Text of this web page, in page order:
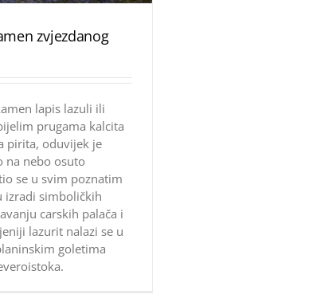
zvjezdanog
lapis lazuli ili
prugama kalcita
pirita, oduvijek je
na nebo osuto
se u svim poznatim
izradi simboličkih
carskih palača i
lazurit nalazi se u
goletima